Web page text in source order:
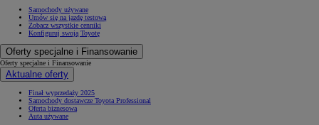
Samochody używane
Umów się na jazdę testową
Zobacz wszystkie cenniki
Konfiguruj swoją Toyotę
Oferty specjalne i Finansowanie
Oferty specjalne i Finansowanie
Aktualne oferty
Finał wyprzedaży 2025
Samochody dostawcze Toyota Professional
Oferta biznesowa
Auta używane